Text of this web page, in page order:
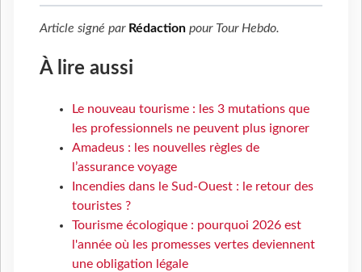
Article signé par Rédaction pour Tour Hebdo.
À lire aussi
Le nouveau tourisme : les 3 mutations que
les professionnels ne peuvent plus ignorer
Amadeus : les nouvelles règles de
l’assurance voyage
Incendies dans le Sud-Ouest : le retour des
touristes ?
Tourisme écologique : pourquoi 2026 est
l'année où les promesses vertes deviennent
une obligation légale